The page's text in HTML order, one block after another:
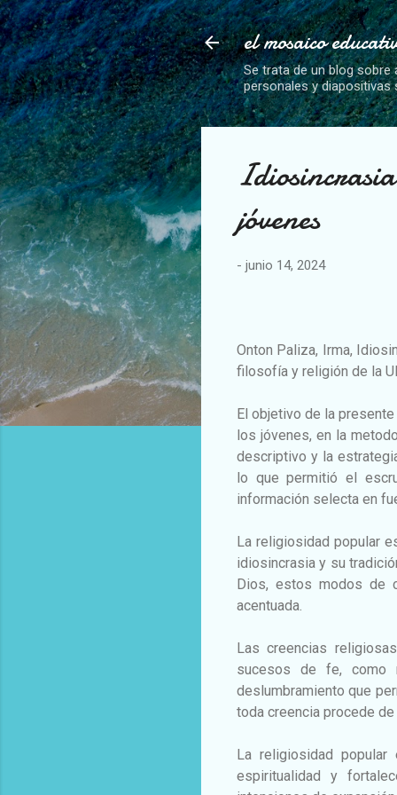
el mosaico
Se trata de un blog
personales y
jóvenes
- junio 14, 2024
Onton Paliza, Irma,
filosofía y religión de la
El objetivo de la
los jóvenes, en la
descriptivo y la
lo que permitió el
información selecta en
La religiosidad popular
idiosincrasia y su
Dios, estos modos de
acentuada.
Las creencias
sucesos de fe, como
deslumbramiento que
toda creencia procede de
La religiosidad
espiritualidad y